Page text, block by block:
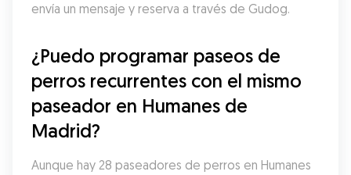
envía un mensaje y reserva a través de Gudog.
¿Puedo programar paseos de
perros recurrentes con el mismo
paseador en Humanes de
Madrid?
Aunque hay 28 paseadores de perros en Humanes